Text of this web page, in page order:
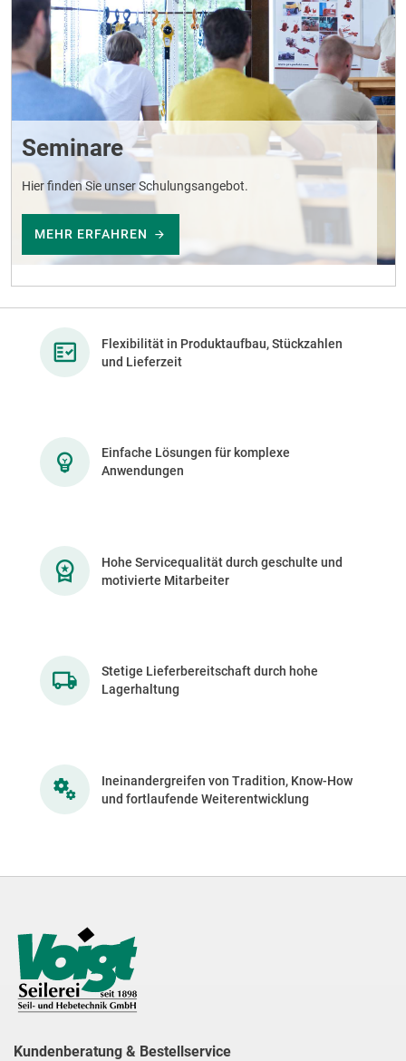
Seminare
Hier finden Sie unser Schulungsangebot.
MEHR ERFAHREN
Flexibilität in Produktaufbau, Stückzahlen
und Lieferzeit
Einfache Lösungen für komplexe
Anwendungen
Hohe Servicequalität durch geschulte und
motivierte Mitarbeiter
Stetige Lieferbereitschaft durch hohe
Lagerhaltung
Ineinandergreifen von Tradition, Know-How
und fortlaufende Weiterentwicklung
Kundenberatung & Bestellservice